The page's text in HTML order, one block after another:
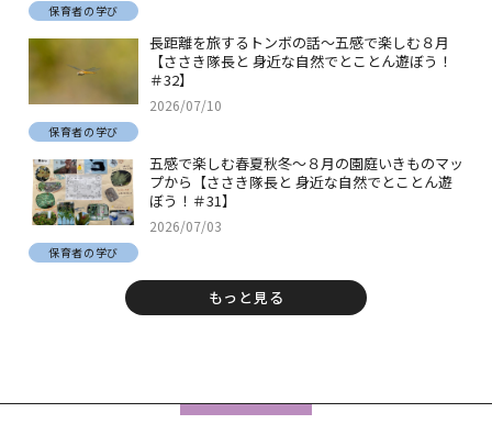
保育者の学び
長距離を旅するトンボの話～五感で楽しむ８月
【ささき隊長と 身近な自然でとことん遊ぼう！
＃32】
2026/07/10
保育者の学び
五感で楽しむ春夏秋冬～８月の園庭いきものマッ
プから【ささき隊長と 身近な自然でとことん遊
ぼう！＃31】
2026/07/03
保育者の学び
もっと見る